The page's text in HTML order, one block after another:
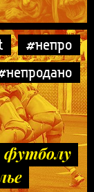
#непро
футболу